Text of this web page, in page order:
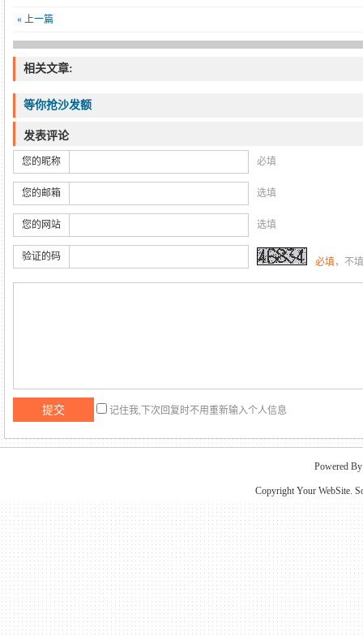
« 上一篇
相关文章:
等你抢沙发额
发表评论
您的昵称 必填
您的邮箱 选填
您的网站 选填
验证的码 必填，不
记住我,下次回复时不用重新输入个人信息
Powered
Copyright Your WebSite.